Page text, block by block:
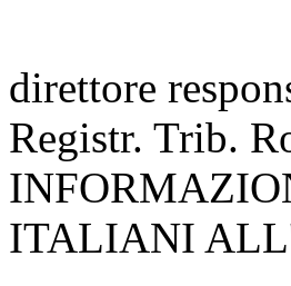
direttore
Registr. Trib.
ITALIANI